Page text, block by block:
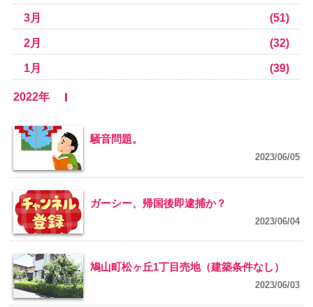
3月 (51)
2月 (32)
1月 (39)
2022年
騒音問題。
2023/06/05
ガーシー、帰国後即逮捕か？
2023/06/04
鳩山町松ヶ丘1丁目売地（建築条件なし）
2023/06/03